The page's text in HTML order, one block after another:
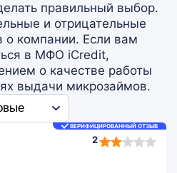
правильный выбор.
и отрицательные
о компании. Если вам
в МФО iCredit,
о качестве работы
выдачи микрозаймов.
ВЕРИФИЦИРОВАННЫЙ ОТЗЫВ
2
2,0
rating